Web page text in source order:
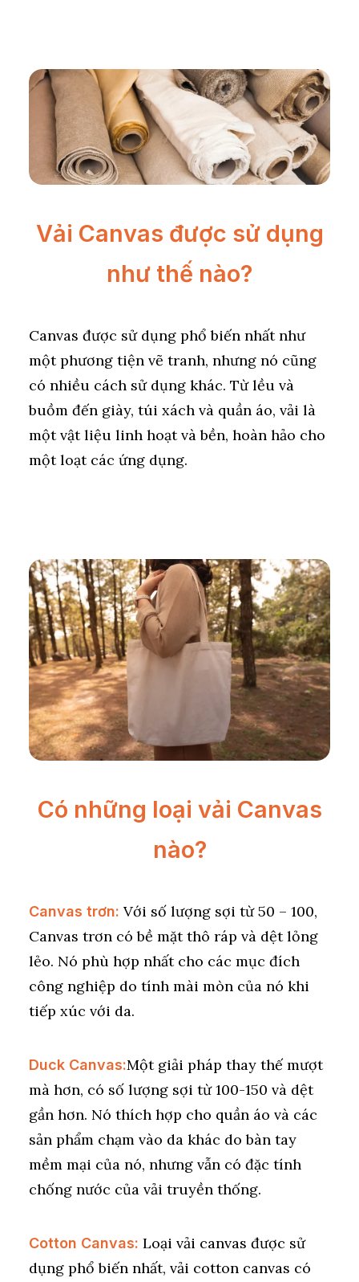
Vải Canvas được sử dụng
như thế nào?
Canvas được sử dụng phổ biến nhất như
một phương tiện vẽ tranh, nhưng nó cũng
có nhiều cách sử dụng khác. Từ lều và
buồm đến giày, túi xách và quần áo, vải là
một vật liệu linh hoạt và bền, hoàn hảo cho
một loạt các ứng dụng.
Có những loại vải Canvas
nào?
Canvas trơn: Với số lượng sợi từ 50 – 100,
Canvas trơn có bề mặt thô ráp và dệt lỏng
lẻo. Nó phù hợp nhất cho các mục đích
công nghiệp do tính mài mòn của nó khi
tiếp xúc với da.
Duck Canvas:Một giải pháp thay thế mượt
mà hơn, có số lượng sợi từ 100-150 và dệt
gần hơn. Nó thích hợp cho quần áo và các
sản phẩm chạm vào da khác do bàn tay
mềm mại của nó, nhưng vẫn có đặc tính
chống nước của vải truyền thống.
Cotton Canvas: Loại vải canvas được sử
dụng phổ biến nhất, vải cotton canvas có